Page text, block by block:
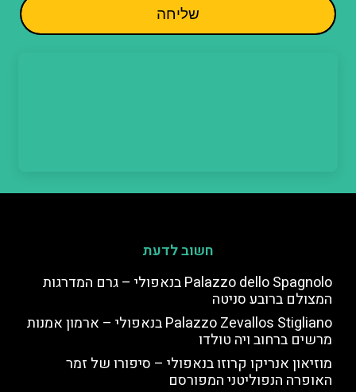
שליחה
חשוב לדעת
Palazzo dello Spagnolo בנאפולי – גרם המדרגות
המצולם ברובע סניטה
Palazzo Zevallos Stigliano בנאפולי – ארמון אמנות
מרשים ברחוב ויה טולדו
מוזיאון אנריקו קרוזו בנאפולי – סיפורו של זמר
האופרה הנפוליטני המפורסם